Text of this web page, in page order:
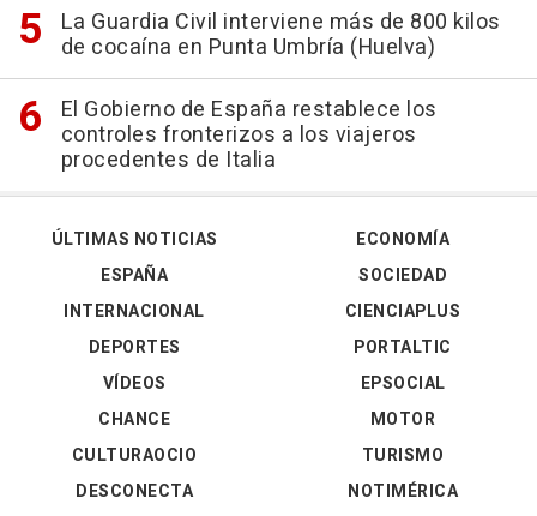
La Guardia Civil interviene más de 800 kilos
de cocaína en Punta Umbría (Huelva)
El Gobierno de España restablece los
controles fronterizos a los viajeros
procedentes de Italia
ÚLTIMAS NOTICIAS
ESPAÑA
INTERNACIONAL
DEPORTES
VÍDEOS
ECONOMÍA
SOCIEDAD
CIENCIAPLUS
PORTALTIC
EPSOCIAL
CHANCE
CULTURAOCIO
DESCONECTA
MOTOR
TURISMO
NOTIMÉRICA